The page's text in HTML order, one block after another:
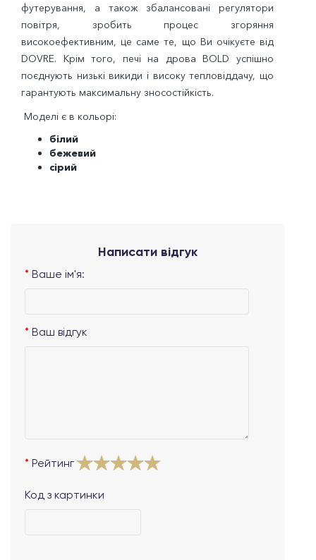
футерування, а також збалансовані регулятори
повітря, зробить процес згоряння
високоефективним, це саме те, що Ви очікуєте від
DOVRE. Крім того, печі на дрова BOLD успішно
поєднують низькі викиди і високу тепловіддачу, що
гарантують максимальну зносостійкість.
Моделі є в кольорі:
білий
бежевий
сірий
Написати відгук
Ваше ім'я:
Ваш відгук
Рейтинг
Код з картинки